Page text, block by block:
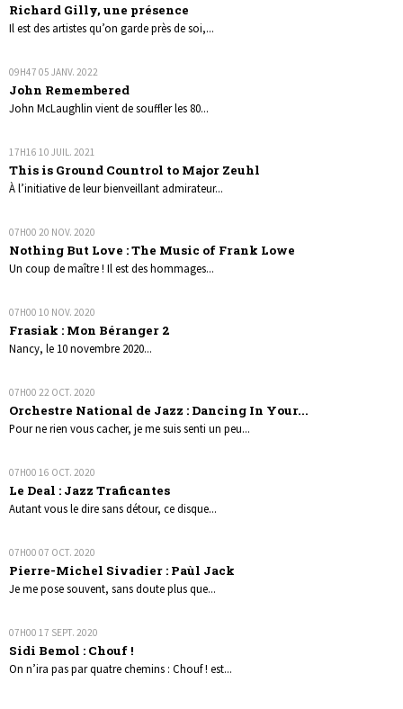
Richard Gilly, une présence
Il est des artistes qu’on garde près de soi,...
09H47 05 JANV. 2022
John Remembered
John McLaughlin vient de souffler les 80...
17H16 10 JUIL. 2021
This is Ground Countrol to Major Zeuhl
À l’initiative de leur bienveillant admirateur...
07H00 20 NOV. 2020
Nothing But Love : The Music of Frank Lowe
Un coup de maître ! Il est des hommages...
07H00 10 NOV. 2020
Frasiak : Mon Béranger 2
Nancy, le 10 novembre 2020...
07H00 22 OCT. 2020
Orchestre National de Jazz : Dancing In Your...
Pour ne rien vous cacher, je me suis senti un peu...
07H00 16 OCT. 2020
Le Deal : Jazz Traficantes
Autant vous le dire sans détour, ce disque...
07H00 07 OCT. 2020
Pierre-Michel Sivadier : Paùl Jack
Je me pose souvent, sans doute plus que...
07H00 17 SEPT. 2020
Sidi Bemol : Chouf !
On n’ira pas par quatre chemins : Chouf ! est...